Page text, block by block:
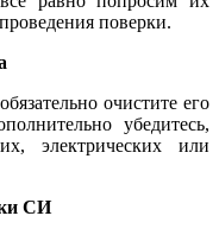
поверки.
очистите его
убедитесь,
электрических или
СИ